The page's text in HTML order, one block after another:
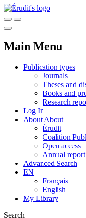
Main Menu
Publication types
Journals
Theses and
Books and
Research
Log In
About About
Érudit
Coalition
Open access
Annual report
Advanced Search
EN
Français
English
My Library
Search